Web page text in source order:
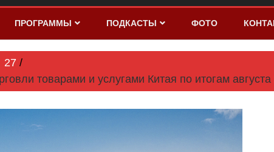
ПРОГРАММЫ ПОДКАСТЫ ФОТО
27
товарами и услугами Китая по итогам